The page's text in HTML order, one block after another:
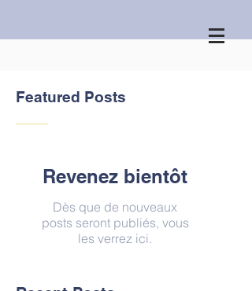
Featured Posts
Revenez bientôt
Dès que de nouveaux
posts seront publiés, vous
les verrez ici.